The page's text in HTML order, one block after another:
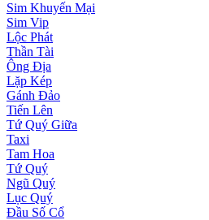
Sim Khuyến Mại
Sim Vip
Lộc Phát
Thần Tài
Ông Địa
Lặp Kép
Gánh Đảo
Tiến Lên
Tứ Quý Giữa
Taxi
Tam Hoa
Tứ Quý
Ngũ Quý
Lục Quý
Đầu Số Cổ